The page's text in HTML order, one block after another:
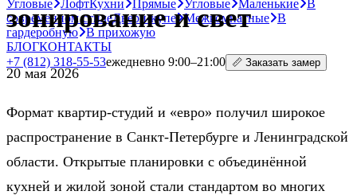
Угловые ЛофтКухни Прямые Угловые Маленькие В
современном стилеДвери-купе Межкомнатные В
гардеробную В прихожую
БЛОГКОНТАКТЫ
+7 (812) 318-55-53ежедневно 9:00–21:00 📏 Заказать замер
зонирование и свет
20 мая 2026
Формат квартир-студий и «евро» получил широкое
распространение в Санкт-Петербурге и Ленинградской
области. Открытые планировки с объединённой
кухней и жилой зоной стали стандартом во многих